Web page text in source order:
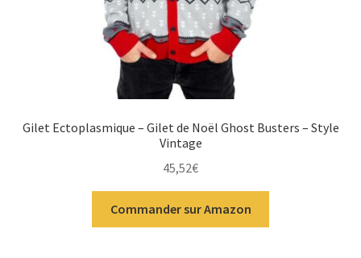
Gilet Ectoplasmique – Gilet de Noël Ghost Busters – Style
Vintage
45,52€
Commander sur Amazon